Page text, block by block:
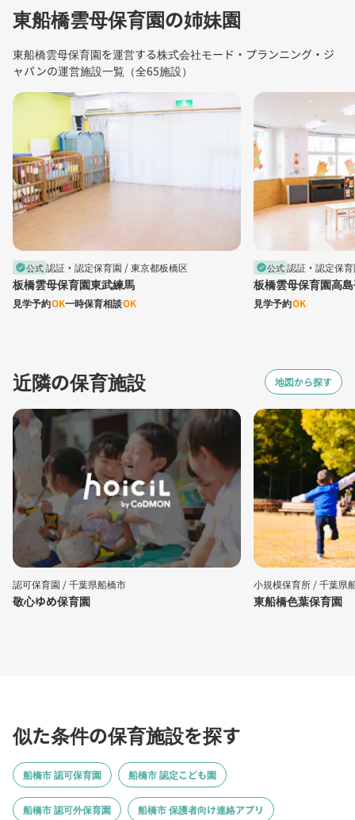
東船橋雲母保育園の姉妹園
東船橋雲母保育園を運営する株式会社モード・プランニング・ジ
ャパンの運営施設一覧（全65施設）
verified公式認証・認定保育園 /東京都板橋区
板橋雲母保育園東武練馬
見学予約OK一時保育相談OK
verified公式認証・認定保
板橋雲母保育園高
見学予約OK
近隣の保育施設 地図から探す
認可保育園 /千葉県船橋市
敬心ゆめ保育園
小規模保育所 /千葉県
東船橋色葉保育園
似た条件の保育施設を探す
船橋市 認可保育園 船橋市 認定こども園
船橋市 認可外保育園 船橋市 保護者向け連絡アプリ